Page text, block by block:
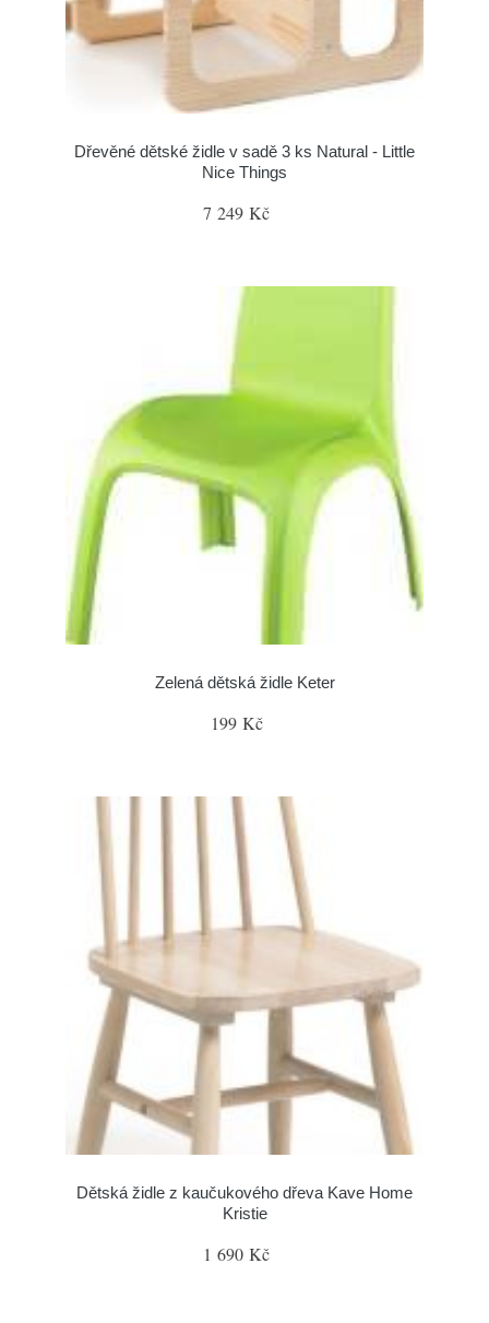
Dřevěné dětské židle v sadě 3 ks Natural - Little
Nice Things
7 249 Kč
Zelená dětská židle Keter
199 Kč
Dětská židle z kaučukového dřeva Kave Home
Kristie
1 690 Kč